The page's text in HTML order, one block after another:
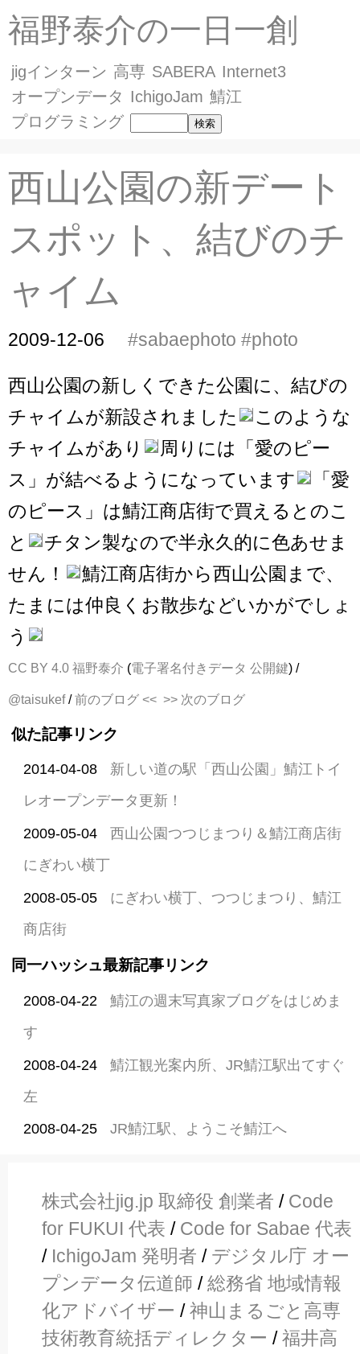
福野泰介の一日一創
jigインターン 高専 SABERA Internet3
オープンデータ IchigoJam 鯖江
プログラミング
西山公園の新デート
スポット、結びのチ
ャイム
2009-12-06 #sabaephoto #photo
西山公園の新しくできた公園に、結びの
チャイムが新設されました
このような
チャイムがあり
周りには「愛のピー
ス」が結べるようになっています
「愛
のピース」は鯖江商店街で買えるとのこ
と
チタン製なので半永久的に色あせま
せん！
鯖江商店街から西山公園まで、
たまには仲良くお散歩などいかがでしょ
う
CC BY 4.0 福野泰介 (電子署名付きデータ 公開鍵) /
@taisukef/前のブログ << >> 次のブログ
似た記事リンク
2014-04-08
新しい道の駅「西山公園」鯖江トイ
レオープンデータ更新！
2009-05-04
西山公園つつじまつり＆鯖江商店街
にぎわい横丁
2008-05-05
にぎわい横丁、つつじまつり、鯖江
商店街
同一ハッシュ最新記事リンク
2008-04-22
鯖江の週末写真家ブログをはじめま
す
2008-04-24
鯖江観光案内所、JR鯖江駅出てすぐ
左
2008-04-25 JR鯖江駅、ようこそ鯖江へ
株式会社jig.jp 取締役 創業者 / Code
for FUKUI 代表 / Code for Sabae 代表
/ IchigoJam 発明者 / デジタル庁 オー
プンデータ伝道師 /総務省 地域情報
化アドバイザー /神山まるごと高専
技術教育統括ディレクター /福井高